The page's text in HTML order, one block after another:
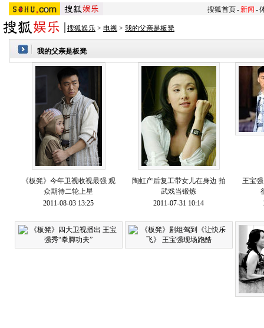
搜狐首页-新闻 -
搜狐娱乐 > 电视 > 我的父亲是板凳
我的父亲是板凳
《板凳》今年卫视收视最强 观
众期待二轮上星
2011-08-03 13:25
陶虹产后复工带女儿在身边 拍
武戏当锻炼
2011-07-31 10:14
王宝